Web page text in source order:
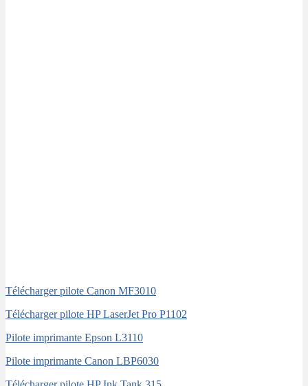
Télécharger pilote Canon MF3010
Télécharger pilote HP LaserJet Pro P1102
Pilote imprimante Epson L3110
Pilote imprimante Canon LBP6030